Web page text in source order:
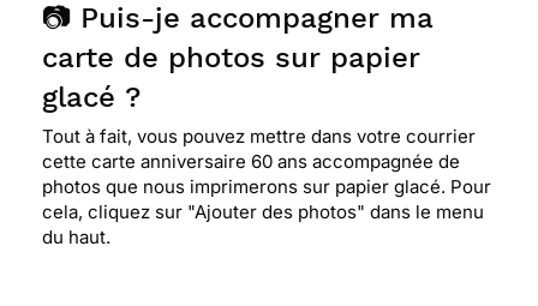
⭐⭐⭐⭐
Le 14/01/2017 : Humoristique tout en
étant de bon goût
⭐⭐⭐⭐
Le 01/08/2016 : J'aime bien le titre du
magazine.
📷 Puis-je accompagner ma
carte de photos sur papier
glacé ?
Tout à fait, vous pouvez mettre dans votre courrier
cette carte anniversaire 60 ans accompagnée de
photos que nous imprimerons sur papier glacé. Pour
cela, cliquez sur "Ajouter des photos" dans le menu
du haut.